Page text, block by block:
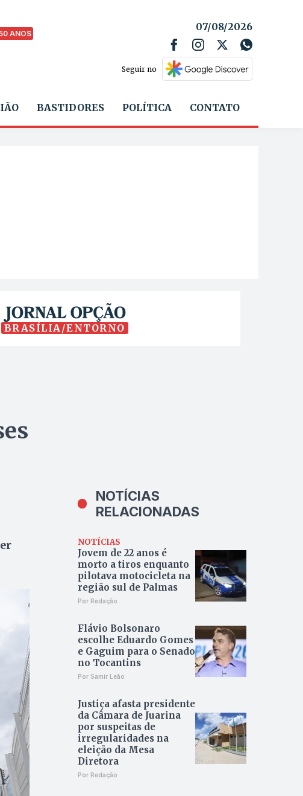
ANOS
07/08/2026
Seguir no
BASTIDORES POLÍTICA CONTATO
BRASÍLIA/ENTORNO
NOTÍCIAS
RELACIONADAS
NOTÍCIAS
Jovem de 22 anos é
morto a tiros enquanto
pilotava motocicleta na
região sul de Palmas
Por Redação
Flávio Bolsonaro
escolhe Eduardo Gomes
e Gaguim para o Senado
no Tocantins
Por Samir Leão
Justiça afasta presidente
da Câmara de Juarina
por suspeitas de
irregularidades na
eleição da Mesa
Diretora
Por Redação